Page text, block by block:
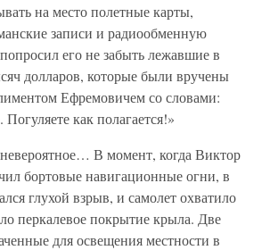
на место полетные карты,
записи и радиообменную
его не забыть лежавшие в
долларов, которые были вручены
Ефремовичем со словами:
Погуляете как полагается!»
В момент, когда Виктор
бортовые навигационные огни, в
глухой взрыв, и самолет охватило
перкалевое покрытие крыла. Две
для освещения местности в